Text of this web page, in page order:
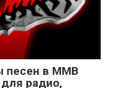
песен в ММВ
радио,